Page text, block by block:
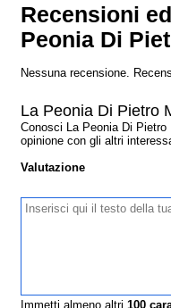
Recensioni
Peonia Di
Nessuna recensione.
La Peonia Di Pietro
Conosci La Peonia Di
opinione con gli altri
Valutazione
Immetti almeno altri100